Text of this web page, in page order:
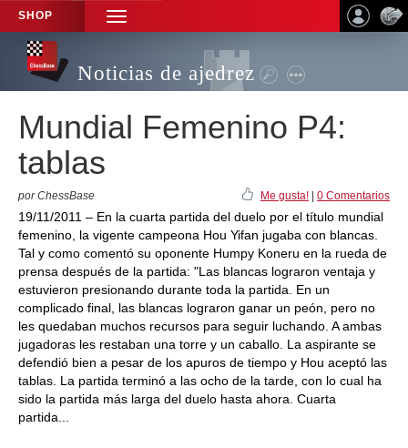
SHOP
TOGGLE
NAVIGATION
Noticias de ajedrez
Mundial Femenino P4:
tablas
por ChessBase Me gusta! 0 Comentarios
19/11/2011 – En la cuarta partida del duelo por el título mundial
femenino, la vigente campeona Hou Yifan jugaba con blancas.
Tal y como comentó su oponente Humpy Koneru en la rueda de
prensa después de la partida: "Las blancas lograron ventaja y
estuvieron presionando durante toda la partida. En un
complicado final, las blancas lograron ganar un peón, pero no
les quedaban muchos recursos para seguir luchando. A ambas
jugadoras les restaban una torre y un caballo. La aspirante se
defendió bien a pesar de los apuros de tiempo y Hou aceptó las
tablas. La partida terminó a las ocho de la tarde, con lo cual ha
sido la partida más larga del duelo hasta ahora. Cuarta
partida...